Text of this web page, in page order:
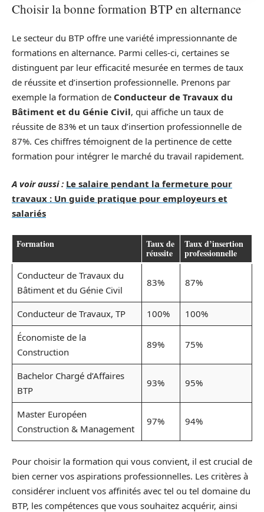
Choisir la bonne formation BTP en alternance
Le secteur du BTP offre une variété impressionnante de
formations en alternance. Parmi celles-ci, certaines se
distinguent par leur efficacité mesurée en termes de taux
de réussite et d’insertion professionnelle. Prenons par
exemple la formation de Conducteur de Travaux du
Bâtiment et du Génie Civil, qui affiche un taux de
réussite de 83% et un taux d’insertion professionnelle de
87%. Ces chiffres témoignent de la pertinence de cette
formation pour intégrer le marché du travail rapidement.
A voir aussi : Le salaire pendant la fermeture pour
travaux : Un guide pratique pour employeurs et
salariés
Formation Taux de
réussite
Taux d’insertion
professionnelle
Conducteur de Travaux du
Bâtiment et du Génie Civil
83% 87%
Conducteur de Travaux, TP 100%
100%
Économiste de la
Construction
89% 75%
Bachelor Chargé d’Affaires
BTP
93% 95%
Master Européen
Construction & Management
97% 94%
Pour choisir la formation qui vous convient, il est crucial de
bien cerner vos aspirations professionnelles. Les critères à
considérer incluent vos affinités avec tel ou tel domaine du
BTP, les compétences que vous souhaitez acquérir, ainsi